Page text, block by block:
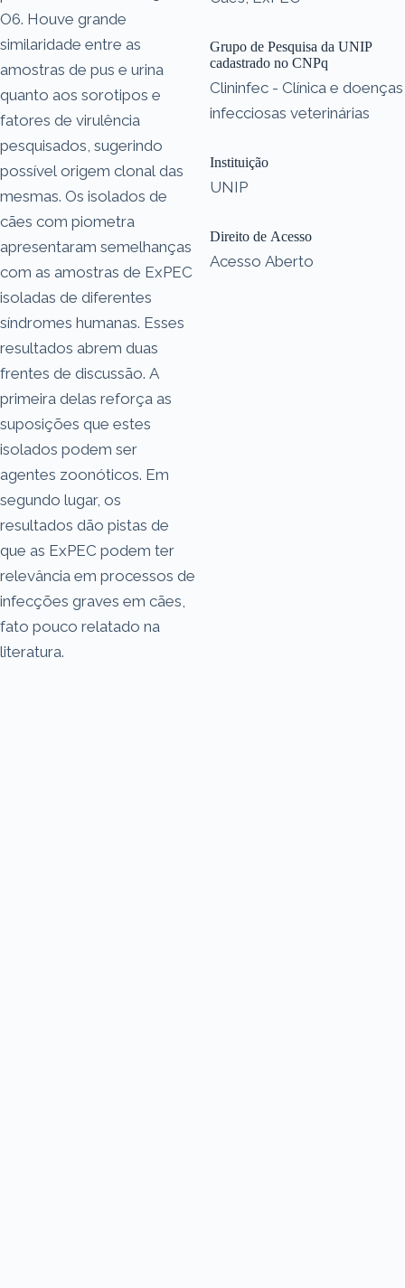
O6. Houve grande
similaridade entre as
amostras de pus e urina
quanto aos sorotipos e
fatores de virulência
pesquisados, sugerindo
possível origem clonal das
mesmas. Os isolados de
cães com piometra
apresentaram semelhanças
com as amostras de ExPEC
isoladas de diferentes
síndromes humanas. Esses
resultados abrem duas
frentes de discussão. A
primeira delas reforça as
suposições que estes
isolados podem ser
agentes zoonóticos. Em
segundo lugar, os
resultados dão pistas de
que as ExPEC podem ter
relevância em processos de
infecções graves em cães,
fato pouco relatado na
literatura.
Grupo de Pesquisa da UNIP
cadastrado no CNPq
Clininfec - Clínica e doenças
infecciosas veterinárias
Instituição
UNIP
Direito de Acesso
Acesso Aberto